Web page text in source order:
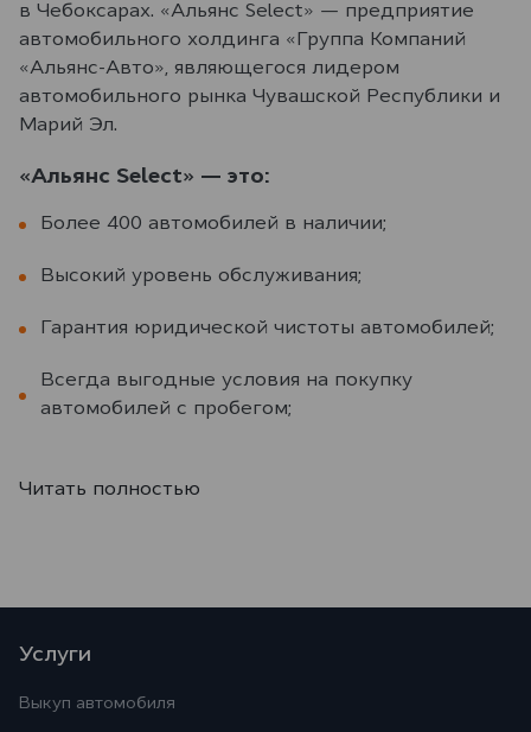
в Чебоксарах. «Альянс Select» — предприятие
автомобильного холдинга «Группа Компаний
«Альянс-Авто», являющегося лидером
автомобильного рынка Чувашской Республики и
Марий Эл.
«Альянс Select» — это:
Более 400 автомобилей в наличии;
Высокий уровень обслуживания;
Гарантия юридической чистоты автомобилей;
Всегда выгодные условия на покупку
автомобилей с пробегом;
Читать полностью
Услуги
Выкуп автомобиля